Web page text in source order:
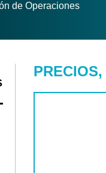
de Operaciones